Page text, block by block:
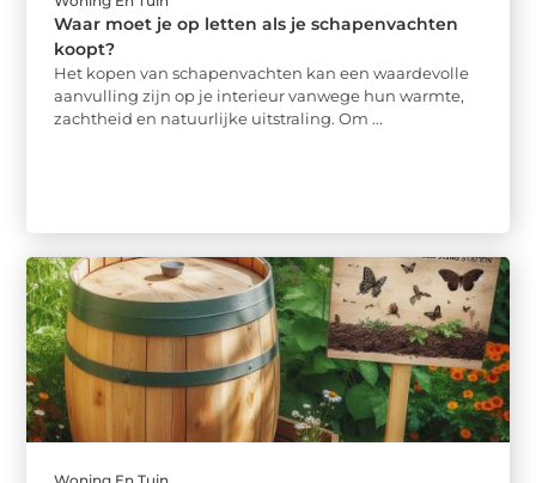
Waar moet je op letten als je schapenvachten
koopt?
Het kopen van schapenvachten kan een waardevolle
aanvulling zijn op je interieur vanwege hun warmte,
zachtheid en natuurlijke uitstraling. Om ...